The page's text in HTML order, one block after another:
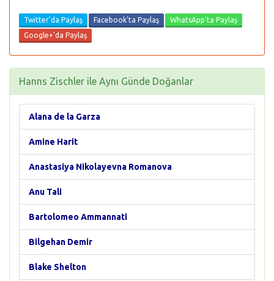
Twitter'da Paylaş Facebook'ta Paylaş
WhatsApp'ta Paylaş
Google+'da Paylaş
Hanns Zischler ile Aynı Günde Doğanlar
Alana de la Garza
Amine Harit
Anastasiya Nikolayevna Romanova
Anu Tali
Bartolomeo Ammannati
Bilgehan Demir
Blake Shelton